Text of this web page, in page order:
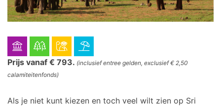
Prijs vanaf € 793. (inclusief entree gelden, exclusief € 2,50
calamiteitenfonds)
Als je niet kunt kiezen en toch veel wilt zien op Sri